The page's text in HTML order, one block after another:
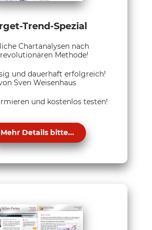
Trend-Spezial
Chartanalysen nach
Methode!
und dauerhaft erfolgreich!
Sven Weisenhaus
und kostenlos testen!
Mehr Details bitte...